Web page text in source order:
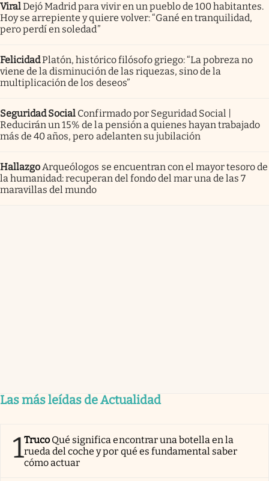
ViralDejó Madrid para vivir en un pueblo de 100 habitantes.
Hoy se arrepiente y quiere volver: “Gané en tranquilidad,
pero perdí en soledad”
FelicidadPlatón, histórico filósofo griego: “La pobreza no
viene de la disminución de las riquezas, sino de la
multiplicación de los deseos”
Seguridad Social Confirmado por Seguridad Social |
Reducirán un 15% de la pensión a quienes hayan trabajado
más de 40 años, pero adelanten su jubilación
HallazgoArqueólogos se encuentran con el mayor tesoro de
la humanidad: recuperan del fondo del mar una de las 7
maravillas del mundo
Las más leídas de Actualidad
1Truco Qué significa encontrar una botella en la
rueda del coche y por qué es fundamental saber
cómo actuar